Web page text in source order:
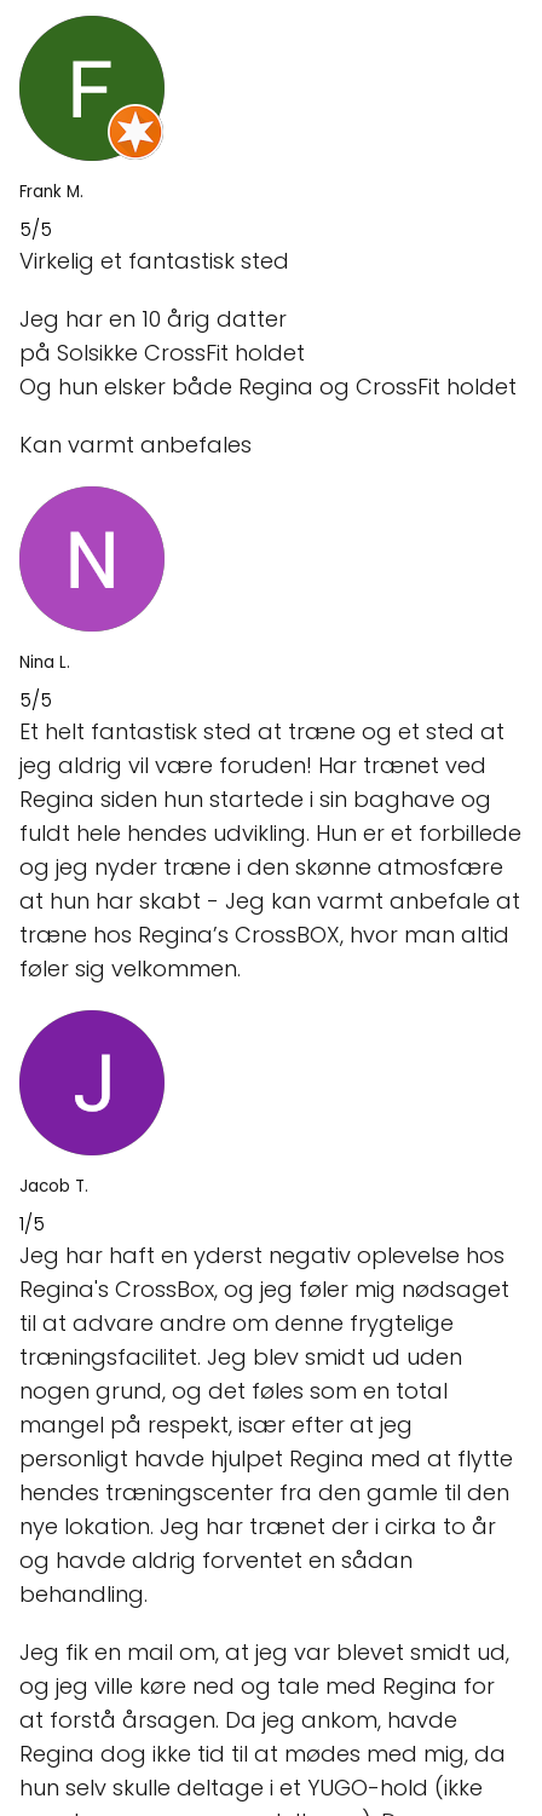
Frank M.
5/5
Virkelig et fantastisk sted
Jeg har en 10 årig datter
på Solsikke CrossFit holdet
Og hun elsker både Regina og CrossFit holdet
Kan varmt anbefales
Nina L.
5/5
Et helt fantastisk sted at træne og et sted at
jeg aldrig vil være foruden! Har trænet ved
Regina siden hun startede i sin baghave og
fuldt hele hendes udvikling. Hun er et forbillede
og jeg nyder træne i den skønne atmosfære
at hun har skabt - Jeg kan varmt anbefale at
træne hos Regina’s CrossBOX, hvor man altid
føler sig velkommen.
Jacob T.
1/5
Jeg har haft en yderst negativ oplevelse hos
Regina's CrossBox, og jeg føler mig nødsaget
til at advare andre om denne frygtelige
træningsfacilitet. Jeg blev smidt ud uden
nogen grund, og det føles som en total
mangel på respekt, især efter at jeg
personligt havde hjulpet Regina med at flytte
hendes træningscenter fra den gamle til den
nye lokation. Jeg har trænet der i cirka to år
og havde aldrig forventet en sådan
behandling.
Jeg fik en mail om, at jeg var blevet smidt ud,
og jeg ville køre ned og tale med Regina for
at forstå årsagen. Da jeg ankom, havde
Regina dog ikke tid til at mødes med mig, da
hun selv skulle deltage i et YUGO-hold (ikke